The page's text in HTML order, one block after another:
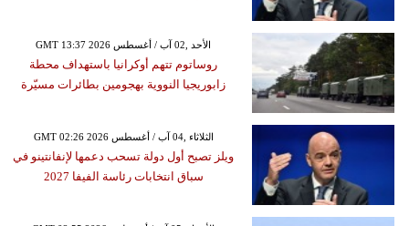
GMT 13:37 2026 الأحد ,02 آب / أغسطس
روساتوم تتهم أوكرانيا باستهداف محطة
زابوريجيا النووية بهجومين بطائرات مسيّرة
GMT 02:26 2026 الثلاثاء ,04 آب / أغسطس
ويلز تصبح أول دولة تسحب دعمها لإنفانتينو في
سباق انتخابات رئاسة الفيفا 2027